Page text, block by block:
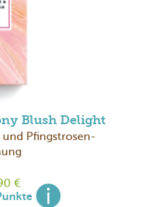
Blush Delight
und Pfingstrosen-
€